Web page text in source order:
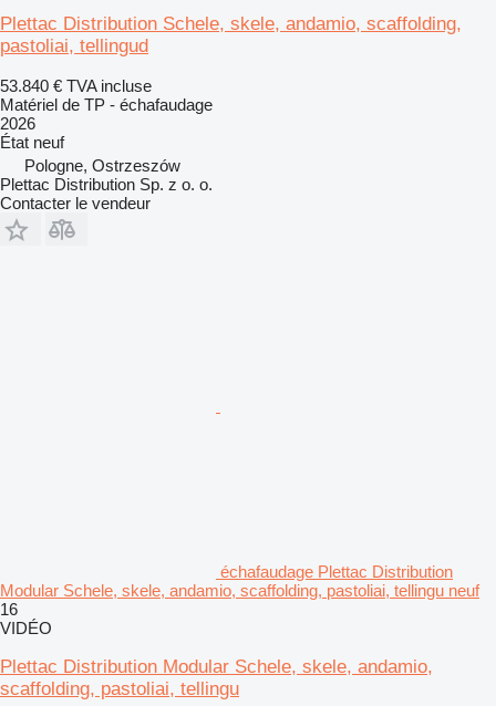
Plettac Distribution Schele, skele, andamio, scaffolding,
pastoliai, tellingud
53.840 € TVA incluse
Matériel de TP - échafaudage
2026
État neuf
Pologne, Ostrzeszów
Plettac Distribution Sp. z o. o.
Contacter le vendeur
échafaudage Plettac Distribution
Modular Schele, skele, andamio, scaffolding, pastoliai, tellingu neuf
16
VIDÉO
Plettac Distribution Modular Schele, skele, andamio,
scaffolding, pastoliai, tellingu